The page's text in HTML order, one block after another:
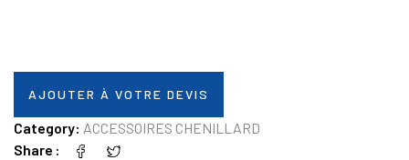
AJOUTER À VOTRE DEVIS
Category: ACCESSOIRES CHENILLARD
Share